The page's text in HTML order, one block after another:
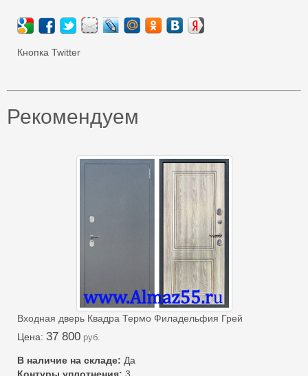
Кнопка Twitter
Рекомендуем
Входная дверь Квадра Термо Филадельфия Грей
Цена: 37 800 руб.
В наличие на складе: Да